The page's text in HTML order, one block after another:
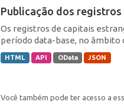
Publicação dos
Os registros de capitais
período data-base, no âmbito
HTML API OData JSON
Você também pode ter acesso a